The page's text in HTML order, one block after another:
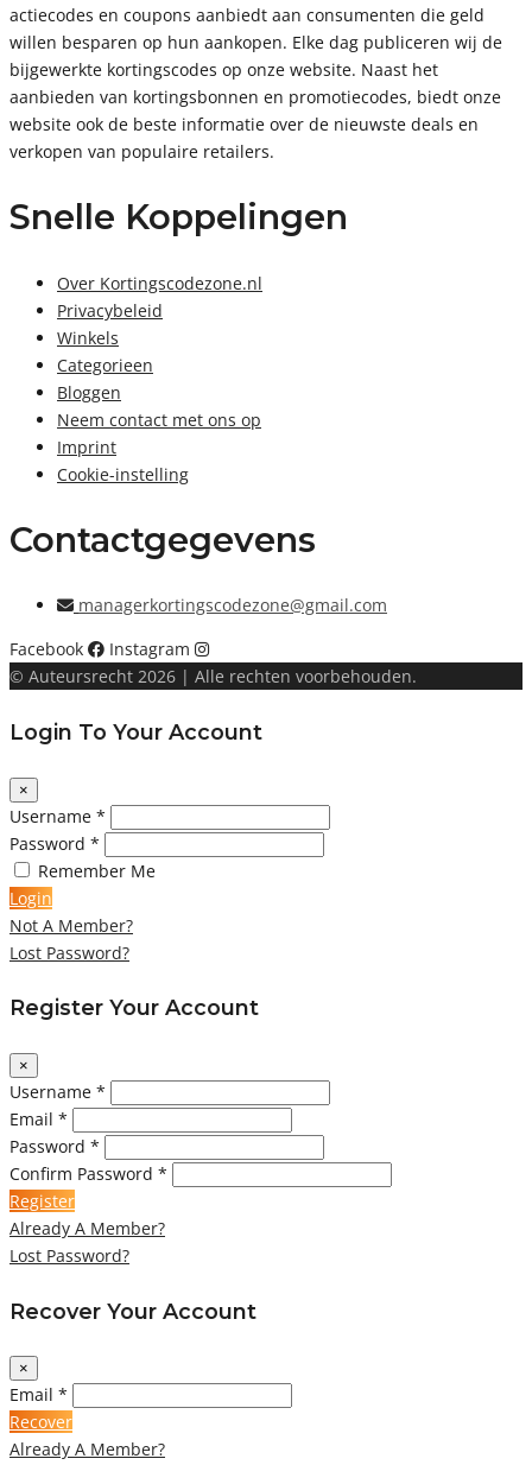
actiecodes en coupons aanbiedt aan consumenten die geld
willen besparen op hun aankopen. Elke dag publiceren wij de
bijgewerkte kortingscodes op onze website. Naast het
aanbieden van kortingsbonnen en promotiecodes, biedt onze
website ook de beste informatie over de nieuwste deals en
verkopen van populaire retailers.
Snelle Koppelingen
Over Kortingscodezone.nl
Privacybeleid
Winkels
Categorieen
Bloggen
Neem contact met ons op
Imprint
Cookie-instelling
Contactgegevens
managerkortingscodezone@gmail.com
Facebook
Instagram
© Auteursrecht 2026 | Alle rechten voorbehouden.
Login To Your Account
×
Username *
Password *
Remember Me
Login
Not A Member?
Lost Password?
Register Your Account
×
Username *
Email *
Password *
Confirm Password *
Register
Already A Member?
Lost Password?
Recover Your Account
×
Email *
Recover
Already A Member?